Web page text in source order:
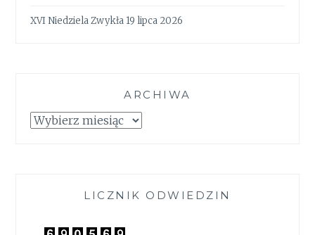
XVI Niedziela Zwykła 19 lipca 2026
ARCHIWA
Archiwa
LICZNIK ODWIEDZIN